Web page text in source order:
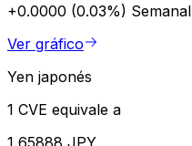
+0.0000 (0.03%) Semanal
Ver gráfico
Yen japonés
1 CVE equivale a
1,65888 JPY